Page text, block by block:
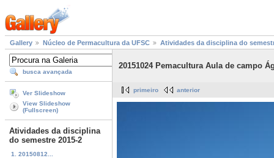
Gallery Núcleo de Permacultura da UFSC Atividades da disciplina do
busca avançada
Ver Slideshow
View Slideshow
(Fullscreen)
Atividades da disciplina
do semestre 2015-2
1. 20150812...
20151024 Pemacultura Aula de campo
primeiro anterior